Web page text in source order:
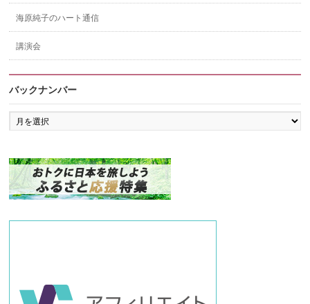
海原純子のハート通信
講演会
バックナンバー
バ
ッ
ク
ン
バ
ー